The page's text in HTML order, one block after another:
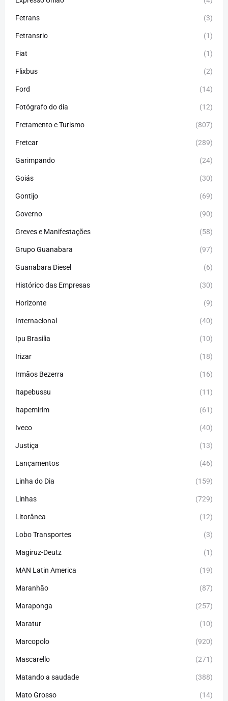
Fetrans (3)
Fetransrio (1)
Fiat (1)
Flixbus (2)
Ford (14)
Fotógrafo do dia (12)
Fretamento e Turismo (807)
Fretcar (289)
Garimpando (24)
Goiás (30)
Gontijo (69)
Governo (90)
Greves e Manifestações (58)
Grupo Guanabara (97)
Guanabara Diesel (6)
Histórico das Empresas (30)
Horizonte (9)
Internacional (40)
Ipu Brasilia (10)
Irizar (18)
Irmãos Bezerra (16)
Itapebussu (11)
Itapemirim (61)
Iveco (40)
Justiça (13)
Lançamentos (46)
Linha do Dia (159)
Linhas (729)
Litorânea (12)
Lobo Transportes (3)
Magiruz-Deutz (1)
MAN Latin America (19)
Maranhão (87)
Maraponga (257)
Maratur (10)
Marcopolo (920)
Mascarello (271)
Matando a saudade (388)
Mato Grosso (14)